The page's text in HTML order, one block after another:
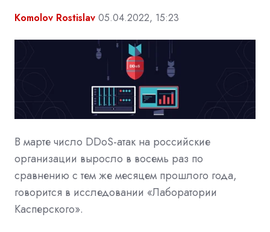
Komolov Rostislav 05.04.2022, 15:23
В марте число DDoS-атак на российские
организации выросло в восемь раз по
сравнению с тем же месяцем прошлого года,
говорится в исследовании «Лаборатории
Касперского».